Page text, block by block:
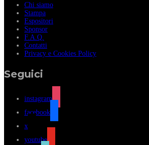
Chi siamo
Stampa
Espositori
Sponsor
F.A.Q.
Contatti
Privacy e Cookies Policy
Seguici
instagram
facebook
x
youtube